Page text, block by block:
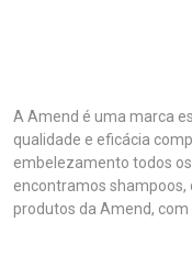
A Amend é uma marca
qualidade e eficácia
embelezamento todos
encontramos
produtos da Amend, com